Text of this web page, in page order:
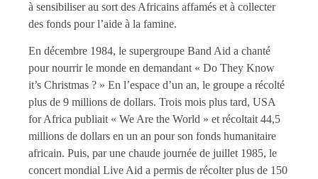
à sensibiliser au sort des Africains affamés et à collecter
des fonds pour l’aide à la famine.
En décembre 1984, le supergroupe Band Aid a chanté
pour nourrir le monde en demandant « Do They Know
it’s Christmas ? » En l’espace d’un an, le groupe a récolté
plus de 9 millions de dollars. Trois mois plus tard, USA
for Africa publiait « We Are the World » et récoltait 44,5
millions de dollars en un an pour son fonds humanitaire
africain. Puis, par une chaude journée de juillet 1985, le
concert mondial Live Aid a permis de récolter plus de 150